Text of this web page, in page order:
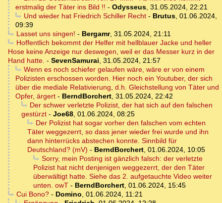
erstmalig der Täter ins Bild !! - Odysseus, 31.05.2024, 22:21
Und wieder hat Friedrich Schiller Recht- Brutus, 01.06.2024,
09:39
Lasset uns singen! - Bergamr, 31.05.2024, 21:11
Hoffentlich bekommt der Helfer mit hellblauer Jacke und heller
Hose keine Anzeige nur deswegen, weil er das Messer kurz in der
Hand hatte. - SevenSamurai, 31.05.2024, 21:57
Wenn es noch schiefer gelaufen wäre, wäre er von einem
Polizisten erschossen worden. Hier noch ein Youtuber, der sich
über die mediale Relativierung, d.h. Gleichstellung von Täter und
Opfer, ärgert - BerndBorchert, 31.05.2024, 22:42
Der schwer verletzte Polizist, der hat sich auf den falschen
gestürzt - Joe68, 01.06.2024, 08:25
Der Polizist hat sogar vorher den falschen vom echten
Täter weggezerrt, so dass jener wieder frei wurde und ihn
dann hinterrücks abstechen konnte. Sinnbild für
Deutschland? (mV) - BerndBorchert, 01.06.2024, 10:05
Sorry, mein Posting ist gänzlich falsch: der verletzte
Polizist hat nicht denjenigen weggezerrt, der den Täter
überwältigt hatte. Siehe das 2. aufgetauchte Video weiter
unten. owT - BerndBorchert, 01.06.2024, 15:45
Cui Bono?- Domino, 01.06.2024, 11:21